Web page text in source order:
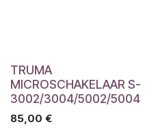
TRUMA
MICROSCHAKELAAR S-
3002/3004/5002/5004
85,00 €